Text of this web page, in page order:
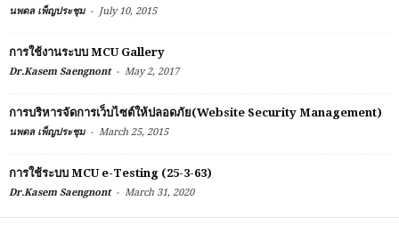
นพดล เพ็ญประชุม - July 10, 2015
การใช้งานระบบ MCU Gallery
Dr.Kasem Saengnont - May 2, 2017
การบริหารจัดการเว็บไซต์ให้ปลอดภัย(Website Security Management)
นพดล เพ็ญประชุม - March 25, 2015
การใช้ระบบ MCU e-Testing (25-3-63)
Dr.Kasem Saengnont - March 31, 2020